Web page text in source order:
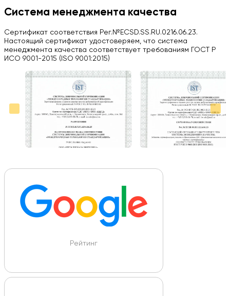
H
03.09.2024
Вся работа выполнена в срок. Всем рекомендую
Больше отзывов на Google Maps
Система менеджмента качества
Сертификат соответствия Рег.№ECSD.SS.RU.0216.06.23.
Настоящий сертификат удостоверяем, что система
менеджмента качества соответствует требованиям ГОСТ Р
ИСО 9001-2015 (ISO 9001:2015)
Рейтинг